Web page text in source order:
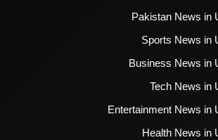
Pakistan News in
Sports News in
Business News in
Tech News in
Entertainment News in
Health News in